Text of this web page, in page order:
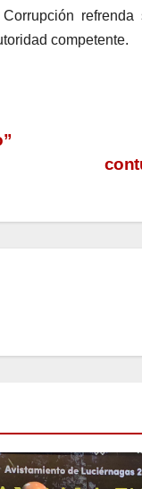
competente.